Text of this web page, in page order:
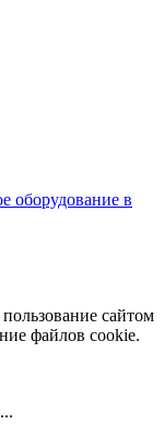
оборудование в
сайтом
файлов cookie.